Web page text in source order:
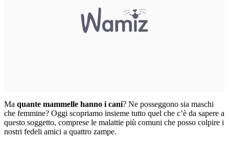
Ma quante mammelle hanno i cani? Ne posseggono sia maschi
che femmine? Oggi scopriamo insieme tutto quel che c’è da sapere a
questo soggetto, comprese le malattie più comuni che posso colpire i
nostri fedeli amici a quattro zampe.